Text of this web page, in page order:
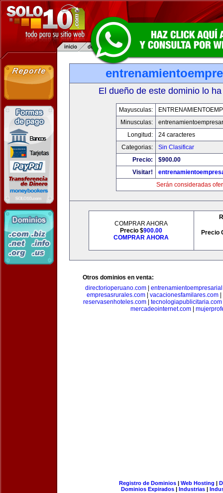
El dueño de este dominio lo
Mayusculas:
Minusculas:
Longitud:
24 caracteres
Categorias:
Sin Clasificar
Precio:
$900.00
Visitar!
Serán consideradas
COMPRAR AHORA
Precio $900.00
COMPRAR AHORA
Precio
Otros dominios en venta:
directorioperuano.com|
empresasrurales.com| vacacionesfamilares.com|
reservasenhoteles.com
tecnologiapublicitaria.com
mercadeointernet.com|
Registro de Dominios| Web Hosting |
Dominios Expirados | Industrias |